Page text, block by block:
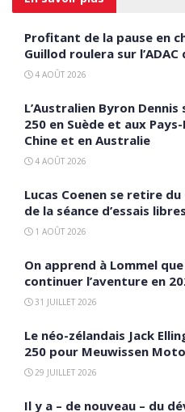
Profitant de la pause en
Guillod roulera sur
4 AOÛT 2026
L’Australien Byron
250 en Suède et aux
Chine et en Australie
4 AOÛT 2026
Lucas Coenen se retire
de la séance d’essais
1 AOÛT 2026
On apprend à Lommel
continuer l’aventure en
31 JUILLET 2026
Le néo-zélandais Jack
250 pour Meuwissen
29 JUILLET 2026
Il y a – de nouveau – du